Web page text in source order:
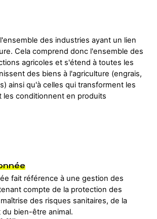
des industries ayant un lien
Cela comprend donc l'ensemble des
agricoles et s'étend à toutes les
des biens à l'agriculture (engrais,
ainsi qu'à celles qui transforment les
les conditionnent en produits
fait référence à une gestion des
compte de la protection des
des risques sanitaires, de la
bien-être animal.